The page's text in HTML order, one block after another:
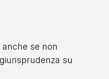
se non
su